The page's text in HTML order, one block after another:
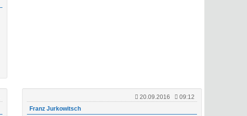
20.09.2016
09:12
Franz Jurkowitsch